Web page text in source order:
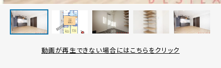
動画が再生できない場合にはこちらをクリック